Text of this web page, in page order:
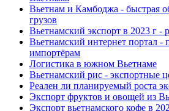
Вьетнам и Камбоджа - быстрая
грузов
Вьетнамский экспорт в 2023 г -
Вьетнамский интернет портал -
импортёрам
Логистика в южном Вьетнаме
Вьетнамский рис - экспортные
Реален ли планируемый роста
Экспорт фруктов и овощей из
Экспорт вьетнамского кофе в